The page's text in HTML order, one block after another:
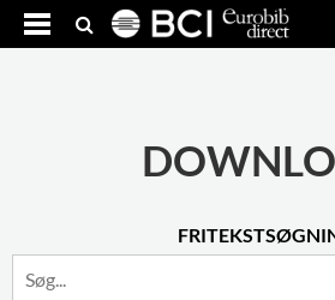
Download